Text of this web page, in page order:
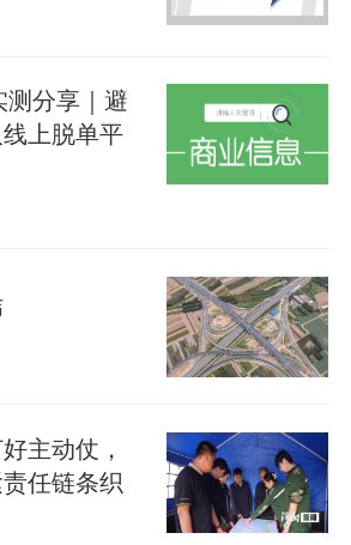
善标志标线、警示标牌、
品质与安全保障水平。同
路肩、边沟保洁力度，集
、整治乱堆乱放、规范占
亮公路沿线“畅、安、舒、
已清理边沟平台24公里，
牌26块，修复坑槽38平方
测分享｜避
上脱单平
主动仗，
任链条织